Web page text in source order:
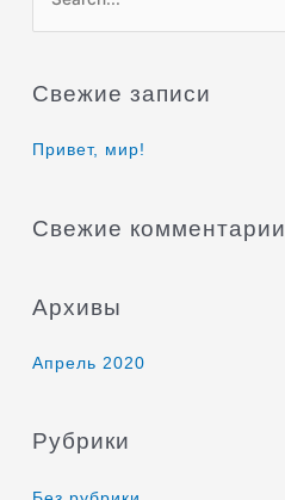
о
с
Свежие записи
Привет, мир!
Свежие комментарии
Архивы
Апрель 2020
Рубрики